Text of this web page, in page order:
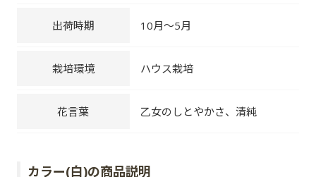
出荷時期 10月～5月
栽培環境 ハウス栽培
花言葉 乙女のしとやかさ、清純
カラー(白)の商品説明